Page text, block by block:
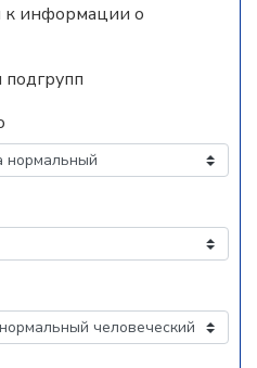
к информации о